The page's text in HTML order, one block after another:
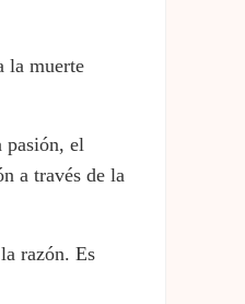
la muerte
pasión, el
a través de la
razón. Es